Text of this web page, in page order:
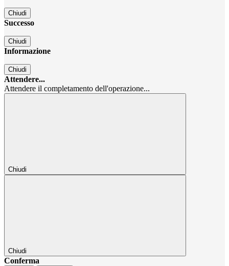
Chiudi
Successo
Chiudi
Informazione
Chiudi
Attendere...
Attendere il completamento dell'operazione...
Chiudi
Chiudi
Conferma